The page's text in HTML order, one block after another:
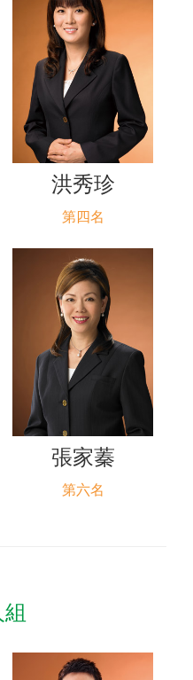
洪秀珍
第四名
張家蓁
第六名